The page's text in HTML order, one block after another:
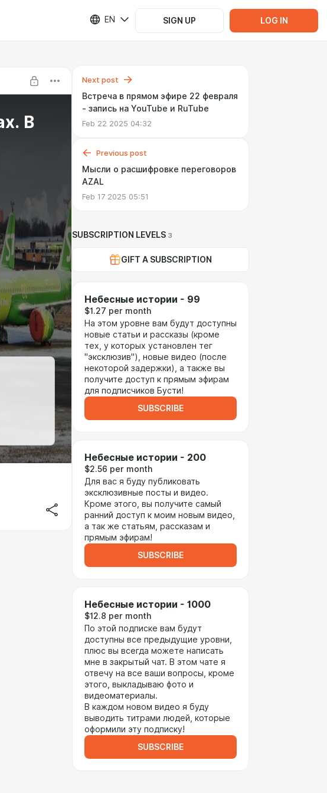
EN SIGN UP LOG IN
В
Next post
Встреча в прямом эфире 22 февраля
- запись на YouTube и RuTube
Feb 22 2025 04:32
Previous post
Мысли о расшифровке переговоров
AZAL
Feb 17 2025 05:51
SUBSCRIPTION LEVELS 3
GIFT A SUBSCRIPTION
Небесные истории - 99
$1.27 per month
На этом уровне вам будут доступны
новые статьи и рассказы (кроме
тех, у которых установлен тег
"эксклюзив"), новые видео (после
некоторой задержки), а также вы
получите доступ к прямым эфирам
для подписчиков Бусти!
SUBSCRIBE
Небесные истории - 200
$2.56 per month
Для вас я буду публиковать
эксклюзивные посты и видео.
Кроме этого, вы получите самый
ранний доступ к моим новым видео,
а так же статьям, рассказам и
прямым эфирам!
SUBSCRIBE
Небесные истории - 1000
$12.8 per month
По этой подписке вам будут
доступны все предыдущие уровни,
плюс вы всегда можете написать
мне в закрытый чат. В этом чате я
отвечу на все ваши вопросы, кроме
этого, выкладываю фото и
видеоматериалы.
В каждом новом видео я буду
выводить титрами людей, которые
оформили эту подписку!
SUBSCRIBE